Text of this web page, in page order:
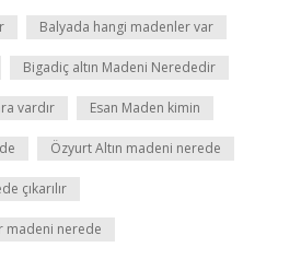
Balyada hangi madenler var
Bigadiç altın Madeni Nerededir
vardır Esan Maden kimin
Özyurt Altın madeni nerede
çıkarılır
madeni nerede